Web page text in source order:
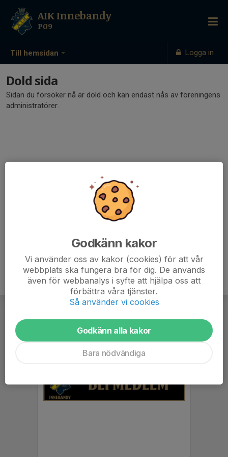
Till hemsidan Logga in
AIK Innebandy
P09
Dold sida
Sidan du försöker nå är dold och kan endast nås av föreningens
administratörer.
Godkänn kakor
Vi använder oss av kakor (cookies) för att vår
webbplats ska fungera bra för dig. De används
även för webbanalys i syfte att hjälpa oss att
förbättra våra tjänster.
Så använder vi cookies
Godkänn alla kakor
Bara nödvändiga